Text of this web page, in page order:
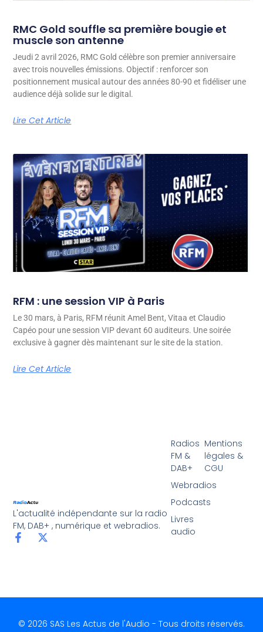
RMC Gold souffle sa première bougie et
muscle son antenne
Jeudi 2 avril 2026, RMC Gold célèbre son premier anniversaire
avec trois nouvelles émissions. Objectif : renforcer son
positionnement musical autour des années 80-90 et fidéliser une
audience déjà solide sur le digital.
Lire Cet Article
RFM : une session VIP à Paris
Le 30 mars, à Paris, RFM réunit Amel Bent, Vitaa et Claudio
Capéo pour une session VIP devant 60 auditeurs. Une soirée
exclusive à gagner dès maintenant sur le site de la station.
Lire Cet Article
L'actualité indépendante sur la radio
FM, DAB+ , numérique et webradios.
Radios
FM &
DAB+
Webradios
Podcasts
Livres
audio
Mentions
légales &
CGU
© 2026 SAS Les Actus de l'Audio - Tous droits réservés.